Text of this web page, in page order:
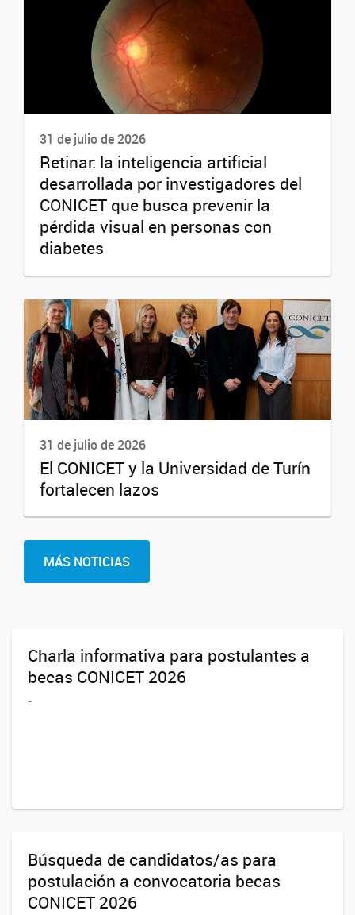
31 de julio de 2026
Retinar: la inteligencia artificial
desarrollada por investigadores del
CONICET que busca prevenir la
pérdida visual en personas con
diabetes
31 de julio de 2026
El CONICET y la Universidad de Turín
fortalecen lazos
MÁS NOTICIAS
Charla informativa para postulantes a
becas CONICET 2026
-
Búsqueda de candidatos/as para
postulación a convocatoria becas
CONICET 2026